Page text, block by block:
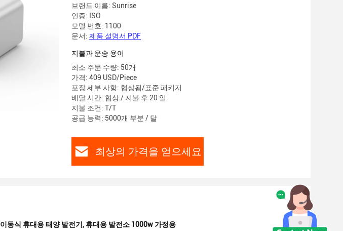
브랜드 이름: Sunrise
인증: ISO
모델 번호: 1100
문서: 제품 설명서 PDF
지불과 운송 용어
최소 주문 수량: 50개
가격: 409 USD/Piece
포장 세부 사항: 협상됨/표준 패키지
배달 시간: 협상 / 지불 후 20 일
지불 조건: T/T
공급 능력: 5000개 부분 / 달
최상의 가격을 얻으세요
이동식 휴대용 태양 발전기 , 휴대용 발전소 1000w 가정용